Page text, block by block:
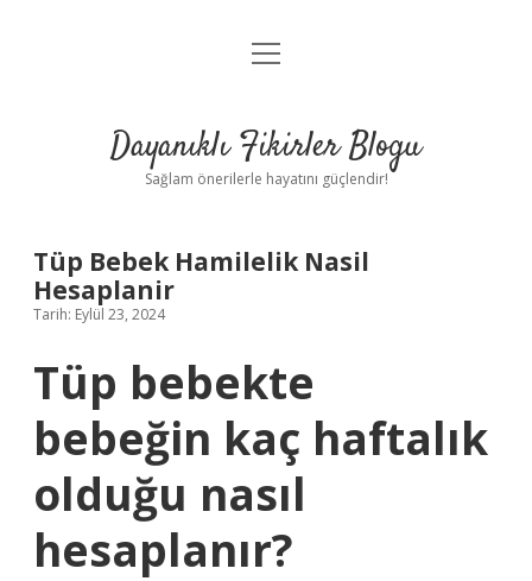
Anasayfa
Yasal Uyarı
menüyü
Dayanıklı Fikirler Blogu
Sağlam önerilerle hayatını güçlendir!
Tüp Bebek Hamilelik Nasil
Hesaplanir
Tarih: Eylül 23, 2024
Tüp bebekte
bebeğin kaç haftalık
olduğu nasıl
hesaplanır?